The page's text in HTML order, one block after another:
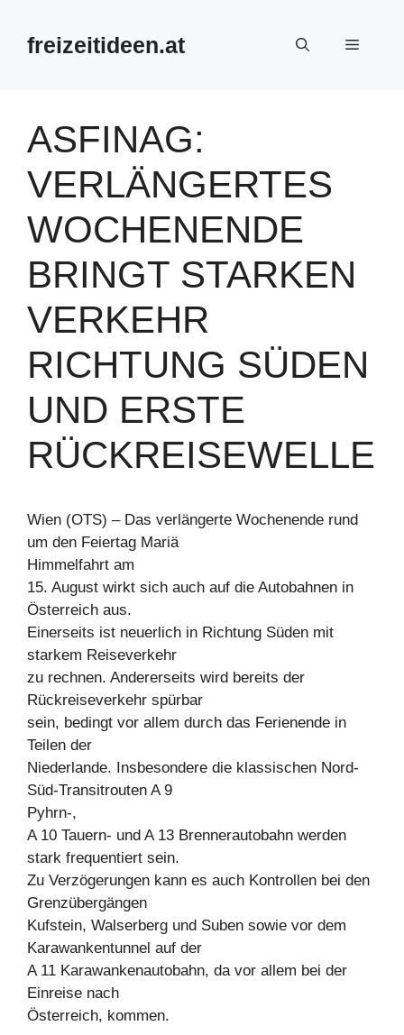
Inhalt
springenfreizeitideen.at Menü
ASFINAG:
VERLÄNGERTES
WOCHENENDE
BRINGT STARKEN
VERKEHR
RICHTUNG SÜDEN
UND ERSTE
RÜCKREISEWELLE
Wien (OTS) – Das verlängerte Wochenende rund
um den Feiertag Mariä
Himmelfahrt am
15. August wirkt sich auch auf die Autobahnen in
Österreich aus.
Einerseits ist neuerlich in Richtung Süden mit
starkem Reiseverkehr
zu rechnen. Andererseits wird bereits der
Rückreiseverkehr spürbar
sein, bedingt vor allem durch das Ferienende in
Teilen der
Niederlande. Insbesondere die klassischen Nord-
Süd-Transitrouten A 9
Pyhrn-,
A 10 Tauern- und A 13 Brennerautobahn werden
stark frequentiert sein.
Zu Verzögerungen kann es auch Kontrollen bei den
Grenzübergängen
Kufstein, Walserberg und Suben sowie vor dem
Karawankentunnel auf der
A 11 Karawankenautobahn, da vor allem bei der
Einreise nach
Österreich, kommen.